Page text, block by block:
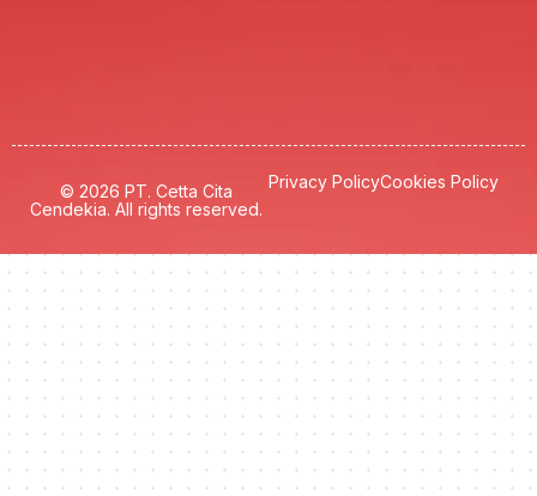
© 2026 PT. Cetta Cita
Cendekia. All rights reserved.
Privacy PolicyCookies Policy